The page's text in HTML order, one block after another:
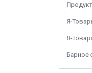
Я-
Я-
Барное